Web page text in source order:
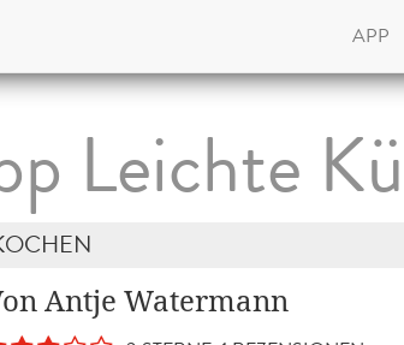
APP
Leichte
Antje Watermann